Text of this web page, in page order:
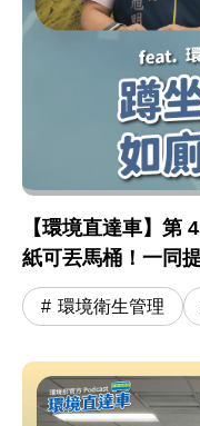
【環境直達車】第
紙可丟馬桶！一同提
顏旭明署長
環境衛生管理